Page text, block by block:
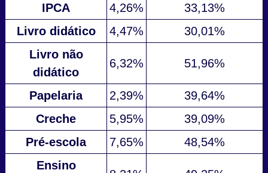
IPCA
4,26%
33,13%
Livro didático
4,47%
30,01%
Livro não
didático
6,32% 51,96%
Papelaria 2,39%
39,64%
Creche
5,95%
39,09%
Pré-escola
7,65%
48,54%
Ensino